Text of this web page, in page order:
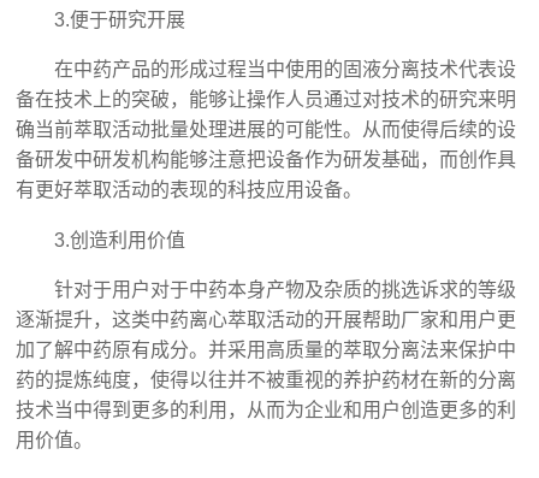
3.便于研究开展
在中药产品的形成过程当中使用的固液分离技术代表设
备在技术上的突破，能够让操作人员通过对技术的研究来明
确当前萃取活动批量处理进展的可能性。从而使得后续的设
备研发中研发机构能够注意把设备作为研发基础，而创作具
有更好萃取活动的表现的科技应用设备。
3.创造利用价值
针对于用户对于中药本身产物及杂质的挑选诉求的等级
逐渐提升，这类中药离心萃取活动的开展帮助厂家和用户更
加了解中药原有成分。并采用高质量的萃取分离法来保护中
药的提炼纯度，使得以往并不被重视的养护药材在新的分离
技术当中得到更多的利用，从而为企业和用户创造更多的利
用价值。